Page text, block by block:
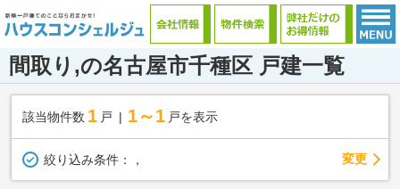
間取り,の名古屋市千種区 戸建一覧
該当物件数 1 戸 1～1 戸を表示
絞り込み条件： ， 変更